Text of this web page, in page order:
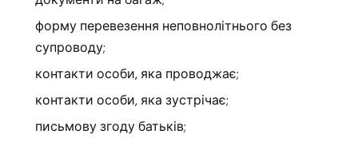
форму перевезення неповнолітнього без
супроводу;
контакти особи, яка проводжає;
контакти особи, яка зустрічає;
письмову згоду батьків;